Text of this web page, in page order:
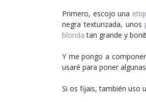
Primero, escojo una
negra texturizada, unos
blondatan grande y
Y me pongo a
usaré para poner
Si os fijais, también uso